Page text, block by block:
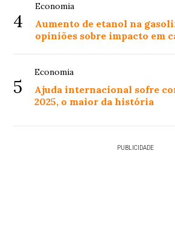
4
Economia
Aumento de etanol na
opiniões sobre impacto em
5
Economia
Ajuda internacional sofre
2025, o maior da história
PUBLICIDADE